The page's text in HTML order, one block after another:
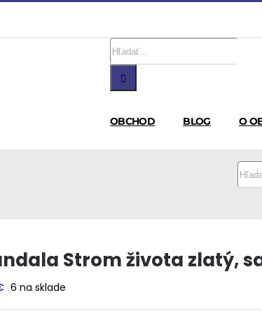
Hľadať:
OBCHOD BLOG O
Strom života zlatý,
6 na sklade